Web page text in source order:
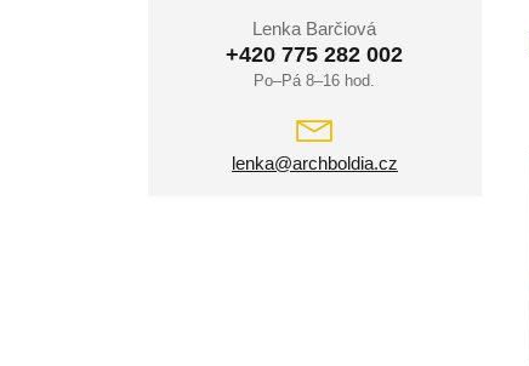
Lenka Barčiová
+420 775 282 002
Po–Pá 8–16 hod.
lenka@archboldia.cz